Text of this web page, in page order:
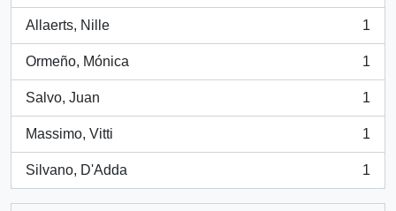
Allaerts, Nille
, 1 resultados
1
Ormeño, Mónica
, 1 resultados
1
Salvo, Juan
, 1 resultados
1
Massimo, Vitti
, 1 resultados
1
Silvano, D'Adda
, 1 resultados
1